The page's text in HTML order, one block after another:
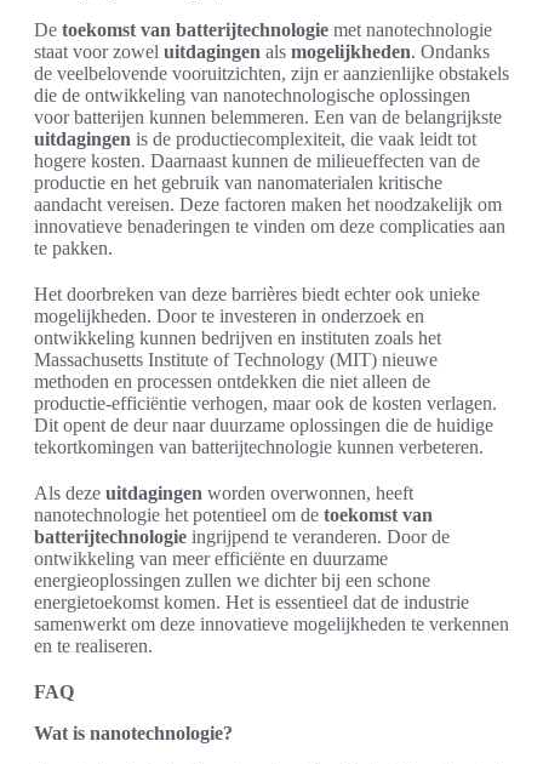
De toekomst van batterijtechnologie met nanotechnologie
staat voor zowel uitdagingen als mogelijkheden. Ondanks
de veelbelovende vooruitzichten, zijn er aanzienlijke obstakels
die de ontwikkeling van nanotechnologische oplossingen
voor batterijen kunnen belemmeren. Een van de belangrijkste
uitdagingen is de productiecomplexiteit, die vaak leidt tot
hogere kosten. Daarnaast kunnen de milieueffecten van de
productie en het gebruik van nanomaterialen kritische
aandacht vereisen. Deze factoren maken het noodzakelijk om
innovatieve benaderingen te vinden om deze complicaties aan
te pakken.
Het doorbreken van deze barrières biedt echter ook unieke
mogelijkheden. Door te investeren in onderzoek en
ontwikkeling kunnen bedrijven en instituten zoals het
Massachusetts Institute of Technology (MIT) nieuwe
methoden en processen ontdekken die niet alleen de
productie-efficiëntie verhogen, maar ook de kosten verlagen.
Dit opent de deur naar duurzame oplossingen die de huidige
tekortkomingen van batterijtechnologie kunnen verbeteren.
Als deze uitdagingen worden overwonnen, heeft
nanotechnologie het potentieel om de toekomst van
batterijtechnologie ingrijpend te veranderen. Door de
ontwikkeling van meer efficiënte en duurzame
energieoplossingen zullen we dichter bij een schone
energietoekomst komen. Het is essentieel dat de industrie
samenwerkt om deze innovatieve mogelijkheden te verkennen
en te realiseren.
FAQ
Wat is nanotechnologie?